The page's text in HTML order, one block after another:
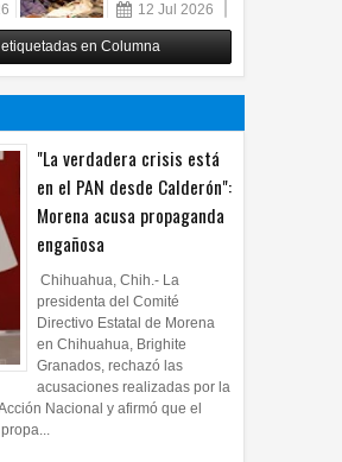
12 Jul 2026
0
en Columna
"La verdadera crisis está
en el PAN desde Calderón":
Morena acusa propaganda
engañosa
Chihuahua, Chih.- La
presidenta del Comité
Directivo Estatal de Morena
en Chihuahua, Brighite
Granados, rechazó las
acusaciones realizadas por la
Nacional y afirmó que el